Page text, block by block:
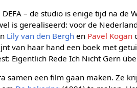
– de studio is enige tijd na de
is gerealiseerd: voor de
Lily van den Bergh en Pavel Kogan
van haar hand een boek met
Eigentlich Rede Ich Nicht Gern
samen een film gaan maken. Ze